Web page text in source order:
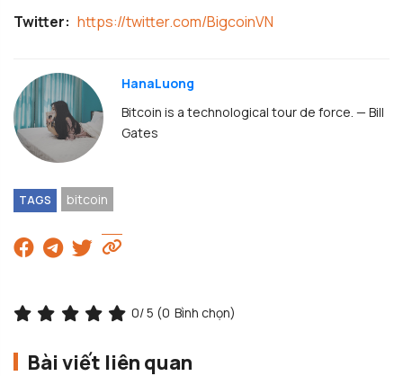
Twitter: https://twitter.com/BigcoinVN
HanaLuong
Bitcoin is a technological tour de force. — Bill
Gates
TAGS bitcoin
0/ 5 (0 Bình chọn)
Bài viết liên quan